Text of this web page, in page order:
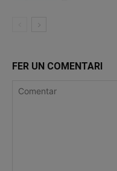
FER UN COMENTARI